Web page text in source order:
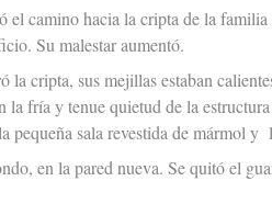
el camino hacia la cripta de la
Su malestar aumentó.
la cripta, sus mejillas estaban
la fría y tenue quietud de la
pequeña sala revestida de mármol y
en la pared nueva. Se quitó el